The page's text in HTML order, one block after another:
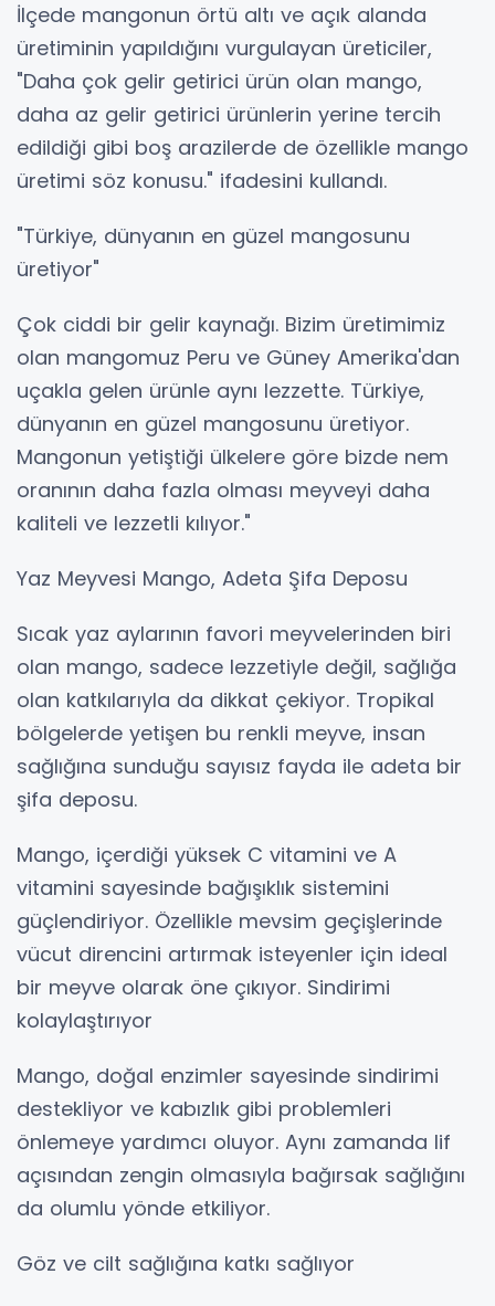
İlçede mangonun örtü altı ve açık alanda
üretiminin yapıldığını vurgulayan üreticiler,
"Daha çok gelir getirici ürün olan mango,
daha az gelir getirici ürünlerin yerine tercih
edildiği gibi boş arazilerde de özellikle mango
üretimi söz konusu." ifadesini kullandı.
"Türkiye, dünyanın en güzel mangosunu
üretiyor"
Çok ciddi bir gelir kaynağı. Bizim üretimimiz
olan mangomuz Peru ve Güney Amerika'dan
uçakla gelen ürünle aynı lezzette. Türkiye,
dünyanın en güzel mangosunu üretiyor.
Mangonun yetiştiği ülkelere göre bizde nem
oranının daha fazla olması meyveyi daha
kaliteli ve lezzetli kılıyor."
Yaz Meyvesi Mango, Adeta Şifa Deposu
Sıcak yaz aylarının favori meyvelerinden biri
olan mango, sadece lezzetiyle değil, sağlığa
olan katkılarıyla da dikkat çekiyor. Tropikal
bölgelerde yetişen bu renkli meyve, insan
sağlığına sunduğu sayısız fayda ile adeta bir
şifa deposu.
Mango, içerdiği yüksek C vitamini ve A
vitamini sayesinde bağışıklık sistemini
güçlendiriyor. Özellikle mevsim geçişlerinde
vücut direncini artırmak isteyenler için ideal
bir meyve olarak öne çıkıyor. Sindirimi
kolaylaştırıyor
Mango, doğal enzimler sayesinde sindirimi
destekliyor ve kabızlık gibi problemleri
önlemeye yardımcı oluyor. Aynı zamanda lif
açısından zengin olmasıyla bağırsak sağlığını
da olumlu yönde etkiliyor.
Göz ve cilt sağlığına katkı sağlıyor